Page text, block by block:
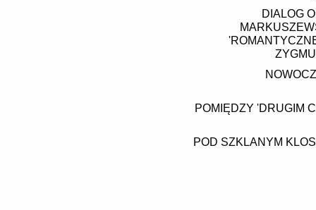
DIALOG
POMIĘDZY 'DRUGIM
POD SZKLANYM